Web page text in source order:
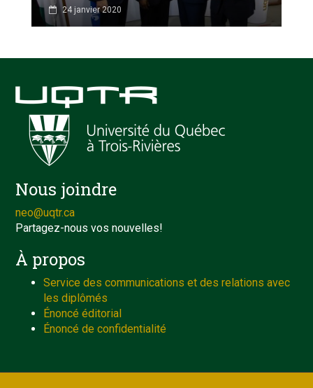
24 janvier 2020
Nous joindre
neo@uqtr.ca
Partagez-nous vos nouvelles!
À propos
Service des communications et des relations avec
les diplômés
Énoncé éditorial
Énoncé de confidentialité